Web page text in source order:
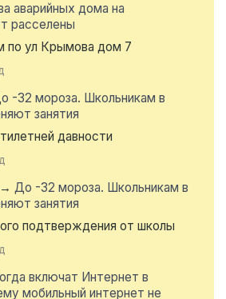
аварийных дома на
расселены
по ул Крымова дом 7
-32 мороза. Школьникам в
занятия
давности
→ До -32 мороза. Школьникам в
занятия
подтверждения от школы
включат Интернет в
мобильный интернет не